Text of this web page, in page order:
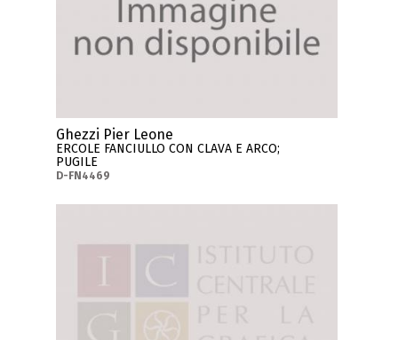
Ghezzi Pier Leone
ERCOLE FANCIULLO CON CLAVA E ARCO;
PUGILE
D-FN4469